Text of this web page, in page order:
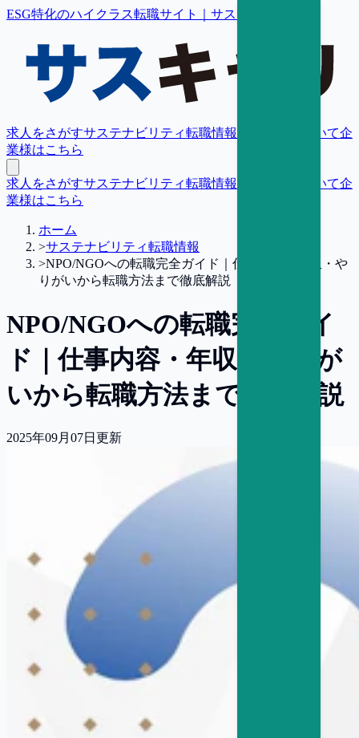
ESG特化のハイクラス転職サイト｜サスキャリ
求人をさがすサステナビリティ転職情報 転職支援について企
業様はこちら
求人をさがすサステナビリティ転職情報 転職支援について企
業様はこちら
ホーム
>サステナビリティ転職情報
>NPO/NGOへの転職完全ガイド｜仕事内容・年収・や
りがいから転職方法まで徹底解説
NPO/NGOへの転職完全ガイ
ド｜仕事内容・年収・やりが
いから転職方法まで徹底解説
2025年09月07日 更新